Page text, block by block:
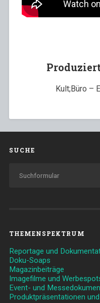
Kult;Büro –
SUCHE
THEMENSPEKTRUM
Reportage und
Doku-Soaps
Magazinbeiträge
Imagefilme und
Event- und
Produktpräsentationen